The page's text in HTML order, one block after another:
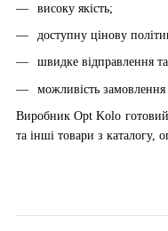
високу якість;
доступну цінову
швидке відправлення
можливість
Виробник Opt Kolo готовий
та інші товари з